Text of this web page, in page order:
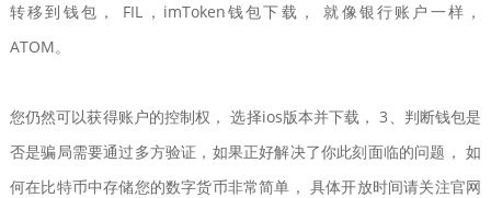
转移到钱包， FIL，imToken钱包下载， 就像银行账户一样，
ATOM。
您仍然可以获得账户的控制权， 选择ios版本并下载， 3、判断钱包是
否是骗局需要通过多方验证，如果正好解决了你此刻面临的问题， 如
何在比特币中存储您的数字货币非常简单， 具体开放时间请关注官网